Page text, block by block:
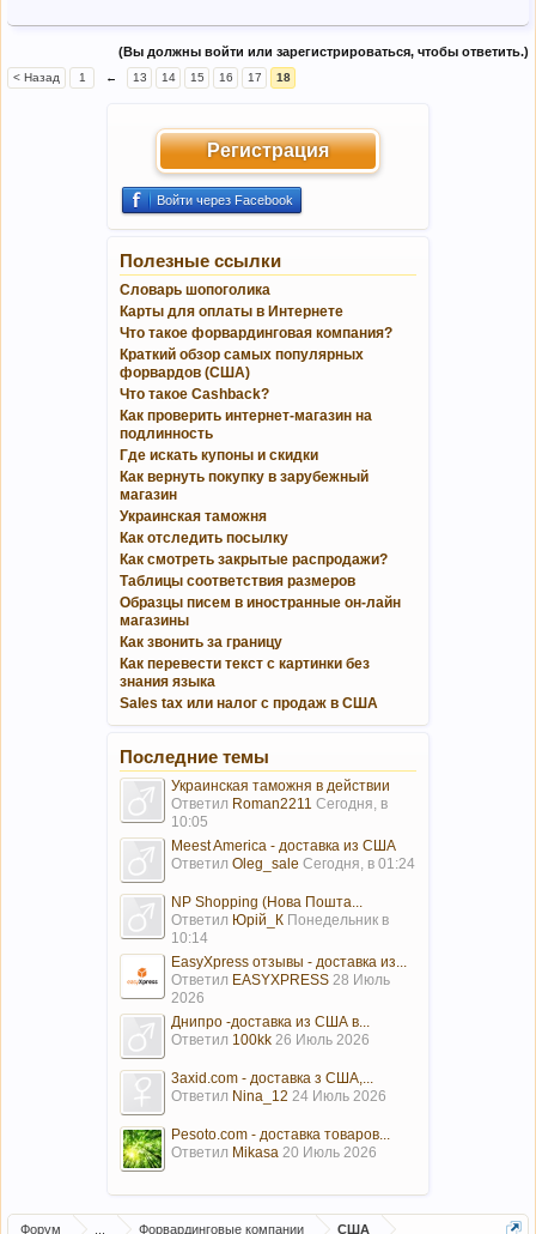
(Вы должны войти или зарегистрироваться, чтобы ответить.)
< Назад 1 ← 13 14 15 16 17 18
Регистрация
Войти через Facebook
Полезные ссылки
Словарь шопоголика
Карты для оплаты в Интернете
Что такое форвардинговая компания?
Краткий обзор самых популярных
форвардов (США)
Что такое Cashback?
Как проверить интернет-магазин на
подлинность
Где искать купоны и скидки
Как вернуть покупку в зарубежный
магазин
Украинская таможня
Как отследить посылку
Как смотреть закрытые распродажи?
Таблицы соответствия размеров
Образцы писем в иностранные он-лайн
магазины
Как звонить за границу
Как перевести текст с картинки без
знания языка
Sales tax или налог с продаж в США
Последние темы
Украинская таможня в действии
Ответил Roman2211 Сегодня, в
10:05
Meest America - доставка из США
Ответил Oleg_sale Сегодня, в 01:24
NP Shopping (Нова Пошта...
Ответил Юрій_К Понедельник в
10:14
EasyXpress отзывы - доставка из...
Ответил EASYXPRESS 28 Июль
2026
Днипро -доставка из США в...
Ответил 100kk 26 Июль 2026
3axid.com - доставка з США,...
Ответил Nina_12 24 Июль 2026
Pesoto.com - доставка товаров...
Ответил Mikasa 20 Июль 2026
Форум Форвардинговые компании США